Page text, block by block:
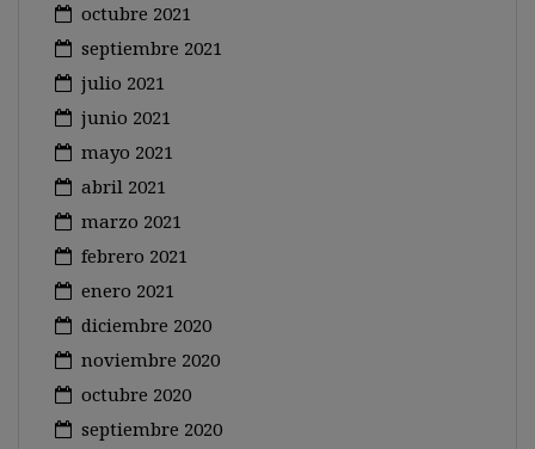
octubre 2021
septiembre 2021
julio 2021
junio 2021
mayo 2021
abril 2021
marzo 2021
febrero 2021
enero 2021
diciembre 2020
noviembre 2020
octubre 2020
septiembre 2020